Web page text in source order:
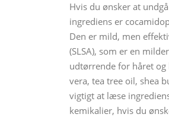
Hvis du ønsker at
ingrediens er
Den er mild, men
(SLSA), som er en
udtørrende for håret
vera, tea tree oil, shea
vigtigt at læse
kemikalier, hvis du